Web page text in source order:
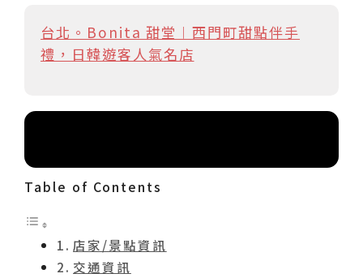
台北。Bonita 甜堂︱西門町甜點伴手
禮，日韓遊客人氣名店
Table of Contents
店家/景點資訊
交通資訊